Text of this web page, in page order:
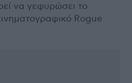
να γεφυρώσει το
Rogue